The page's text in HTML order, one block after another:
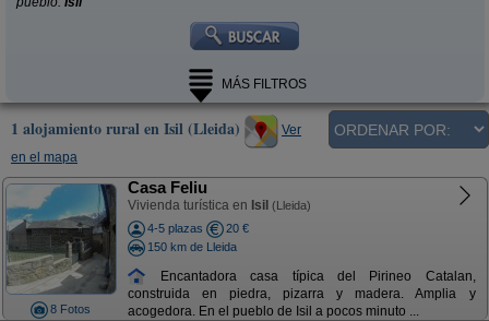
MÁS FILTROS
1 alojamiento rural en Isil (Lleida)
Ver
en el mapa
8 Fotos
Casa Feliu
Vivienda turística en Isil (Lleida)
4-5 plazas
20 €
150 km de Lleida
Encantadora casa típica del Pirineo Catalan,
construida en piedra, pizarra y madera. Amplia y
acogedora. En el pueblo de Isil a pocos minuto ...